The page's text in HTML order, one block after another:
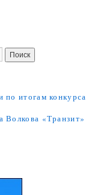
по итогам конкурса
Волкова «Транзит»